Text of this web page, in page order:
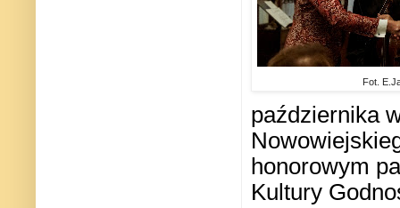
Fot.
października
honorowym
Kultury